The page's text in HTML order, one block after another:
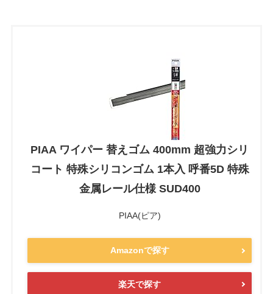
PIAA ワイパー 替えゴム 400mm 超強力シリ
コート 特殊シリコンゴム 1本入 呼番5D 特殊
金属レール仕様 SUD400
PIAA(ピア)
Amazonで探す
楽天で探す